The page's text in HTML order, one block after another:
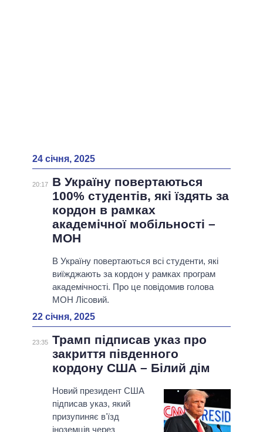
24 січня, 2025
20:17
В Україну повертаються
100% студентів, які їздять за
кордон в рамках
академічної мобільності –
МОН
В Україну повертаються всі студенти, які
виїжджають за кордон у рамках програм
академічності. Про це повідомив голова
МОН Лісовий.
22 січня, 2025
23:35 Трамп підписав указ про
закриття південного
кордону США – Білий дім
Новий президент США
підписав указ, який
призупиняє вʼїзд
іноземців через